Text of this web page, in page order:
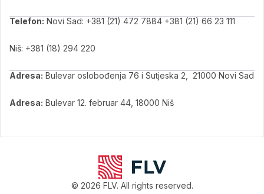
Telefon: Novi Sad: +381 (21) 472 7884 +381 (21) 66 23 111
Niš: +381 (18) 294 220
Adresa: Bulevar oslobođenja 76 i Sutjeska 2, 21000 Novi Sad
Adresa: Bulevar 12. februar 44, 18000 Niš
© 2026 FLV. All rights reserved.